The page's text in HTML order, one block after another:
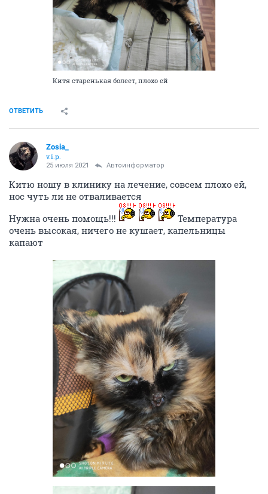
Китя старенькая болеет, плохо ей
ОТВЕТИТЬ
Zosia_
v.i.p.
25 июля 2021 Автоинформатор
Китю ношу в клинику на лечение, совсем плохо ей,
нос чуть ли не отваливается
Нужна очень помощь!!!
Температура
очень высокая, ничего не кушает, капельницы
капают